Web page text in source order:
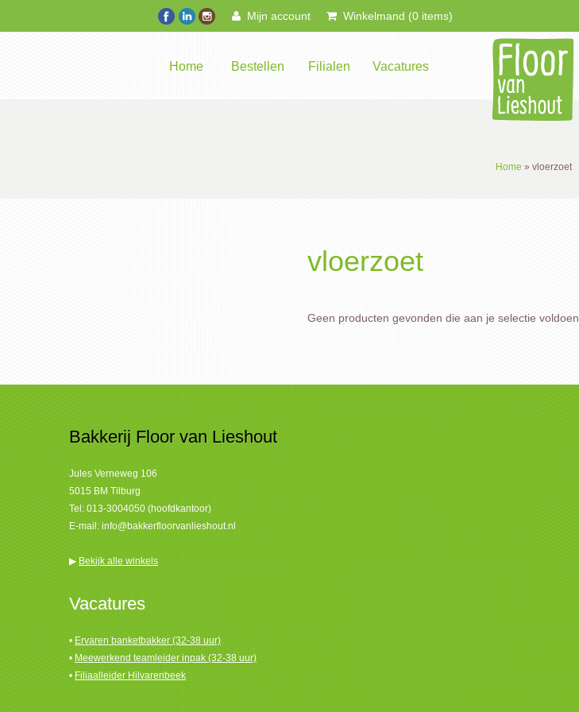
Mijn account Winkelmand (0 items)
Home Bestellen Filialen Vacatures
Home » vloerzoet
vloerzoet
Geen producten gevonden die aan je selectie voldoen.
Bakkerij Floor van Lieshout
Jules Verneweg 106
5015 BM Tilburg
Tel: 013-3004050 (hoofdkantoor)
E-mail: info@bakkerfloorvanlieshout.nl
▶ Bekijk alle winkels
Vacatures
• Ervaren banketbakker (32-38 uur)
• Meewerkend teamleider inpak (32-38 uur)
• Filiaalleider Hilvarenbeek